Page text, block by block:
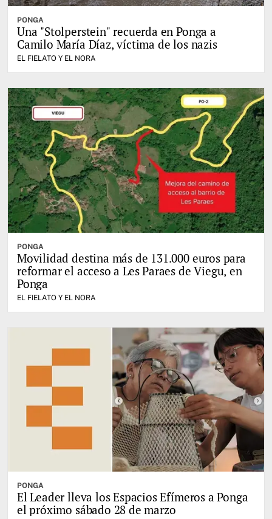
PONGA
Una "Stolperstein" recuerda en Ponga a
Camilo María Díaz, víctima de los nazis
EL FIELATO Y EL NORA
PONGA
Movilidad destina más de 131.000 euros para
reformar el acceso a Les Paraes de Viegu, en
Ponga
EL FIELATO Y EL NORA
PONGA
El Leader lleva los Espacios Efímeros a Ponga
el próximo sábado 28 de marzo